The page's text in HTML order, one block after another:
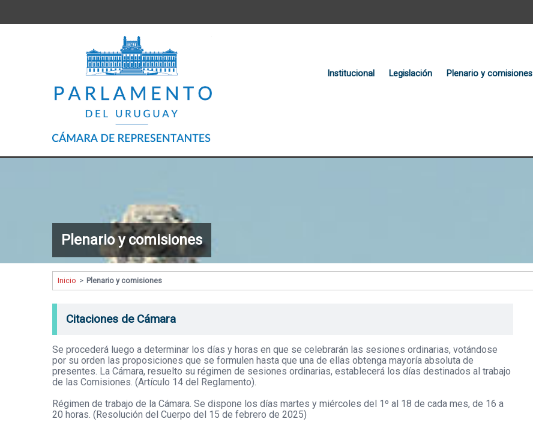
Institucional Legislación Plenario y comisiones
Plenario y comisiones
Inicio > Plenario y comisiones
Citaciones de Cámara
Se procederá luego a determinar los días y horas en que se celebrarán las sesiones ordinarias, votándose
por su orden las proposiciones que se formulen hasta que una de ellas obtenga mayoría absoluta de
presentes. La Cámara, resuelto su régimen de sesiones ordinarias, establecerá los días destinados al trabajo
de las Comisiones. (Artículo 14 del Reglamento).
Régimen de trabajo de la Cámara. Se dispone los días martes y miércoles del 1º al 18 de cada mes, de 16 a
20 horas. (Resolución del Cuerpo del 15 de febrero de 2025)